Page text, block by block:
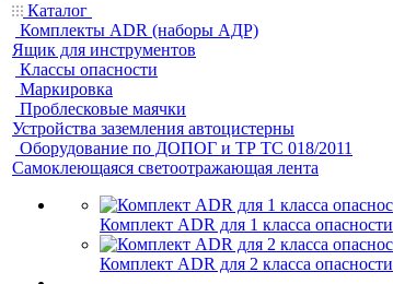
Каталог
Комплекты ADR (наборы АДР)
Ящик для инструментов
Классы опасности
Маркировка
Проблесковые маячки
Устройства заземления автоцистерны
Оборудование по ДОПОГ и ТР ТС 018/2011
Самоклеющаяся светоотражающая лента
Комплект ADR для 1 класса опасности
Комплект ADR для 2 класса опасности